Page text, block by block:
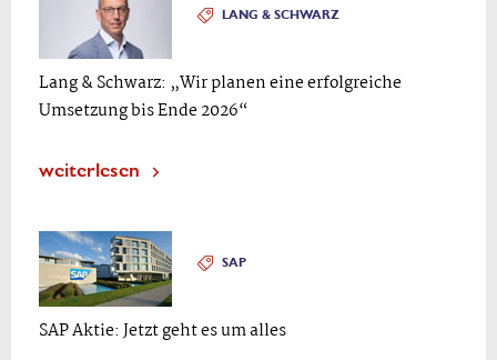
LANG & SCHWARZ
Lang & Schwarz: „Wir planen eine erfolgreiche
Umsetzung bis Ende 2026“
weiterlesen
SAP
SAP Aktie: Jetzt geht es um alles